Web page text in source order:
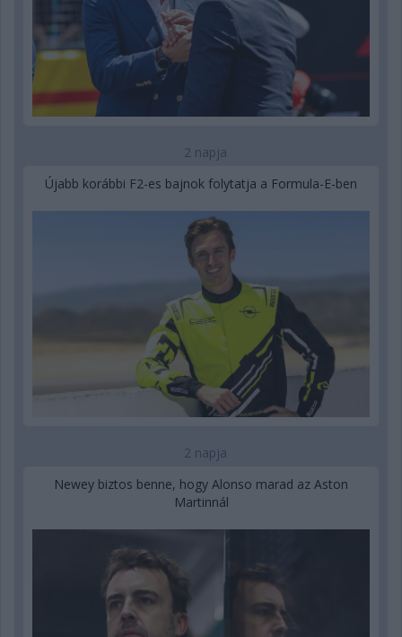
2 napja
Újabb korábbi F2-es bajnok folytatja a Formula-E-ben
2 napja
Newey biztos benne, hogy Alonso marad az Aston
Martinnál